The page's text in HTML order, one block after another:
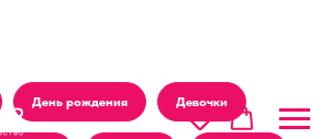
День рождения Девочки